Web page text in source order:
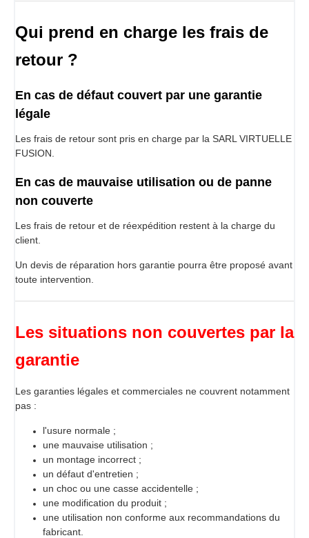
Qui prend en charge les frais de
retour ?
En cas de défaut couvert par une garantie
légale
Les frais de retour sont pris en charge par la SARL VIRTUELLE
FUSION.
En cas de mauvaise utilisation ou de panne
non couverte
Les frais de retour et de réexpédition restent à la charge du
client.
Un devis de réparation hors garantie pourra être proposé avant
toute intervention.
Les situations non couvertes par la
garantie
Les garanties légales et commerciales ne couvrent notamment
pas :
l'usure normale ;
une mauvaise utilisation ;
un montage incorrect ;
un défaut d'entretien ;
un choc ou une casse accidentelle ;
une modification du produit ;
une utilisation non conforme aux recommandations du
fabricant.